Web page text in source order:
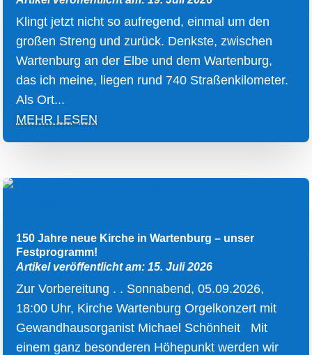
Klingt jetzt nicht so aufregend, einmal um den
großen Streng und zurück. Denkste, zwischen
Wartenburg an der Elbe und dem Wartenburg,
das ich meine, liegen rund 740 Straßenkilometer.
Als Ort...
MEHR LESEN
150 Jahre neue Kirche in Wartenburg – unser
Festprogramm!
Artikel veröffentlicht am: 15. Juli 2026
Zur Vorbereitung . . Sonnabend, 05.09.2026,
18:00 Uhr, Kirche Wartenburg Orgelkonzert mit
Gewandhausorganist Michael Schönheit Mit
einem ganz besonderen Höhepunkt werden wir